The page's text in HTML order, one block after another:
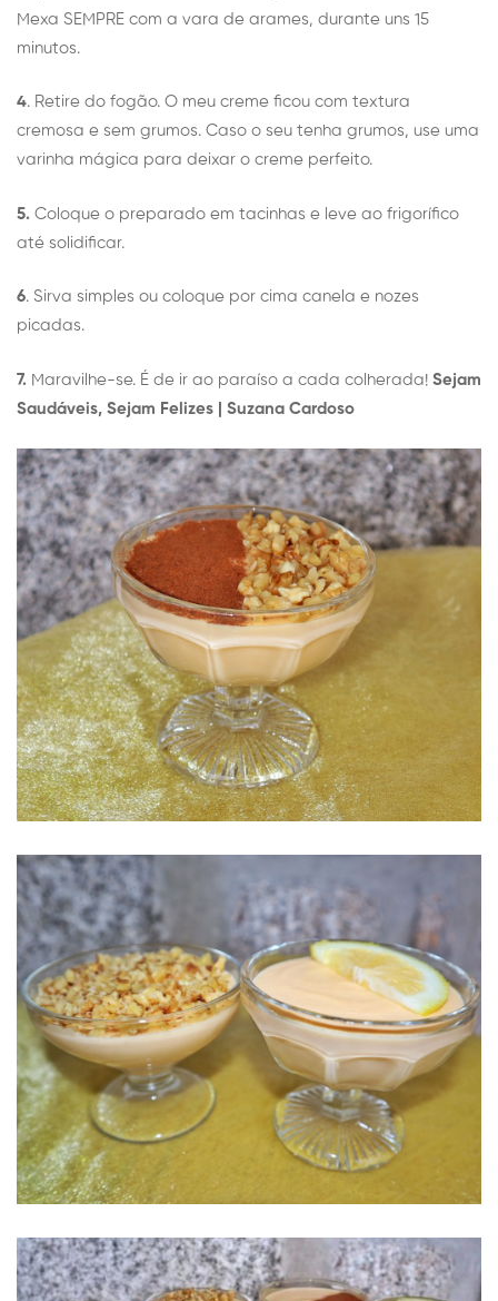
Mexa SEMPRE com a vara de arames, durante uns 15
minutos.
4. Retire do fogão. O meu creme ficou com textura
cremosa e sem grumos. Caso o seu tenha grumos, use uma
varinha mágica para deixar o creme perfeito.
5. Coloque o preparado em tacinhas e leve ao frigorífico
até solidificar.
6. Sirva simples ou coloque por cima canela e nozes
picadas.
7. Maravilhe-se. É de ir ao paraíso a cada colherada! Sejam
Saudáveis, Sejam Felizes | Suzana Cardoso